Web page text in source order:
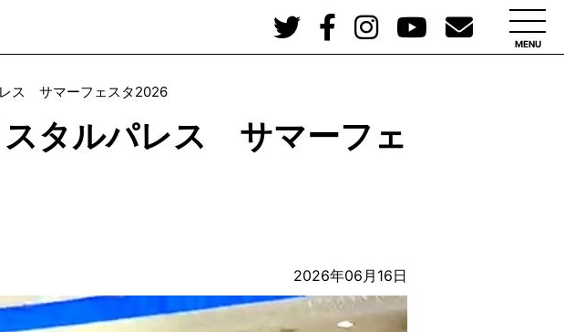
MENU
ス サマーフェスタ2026
タルパレス サマーフェ
2026年06月16日